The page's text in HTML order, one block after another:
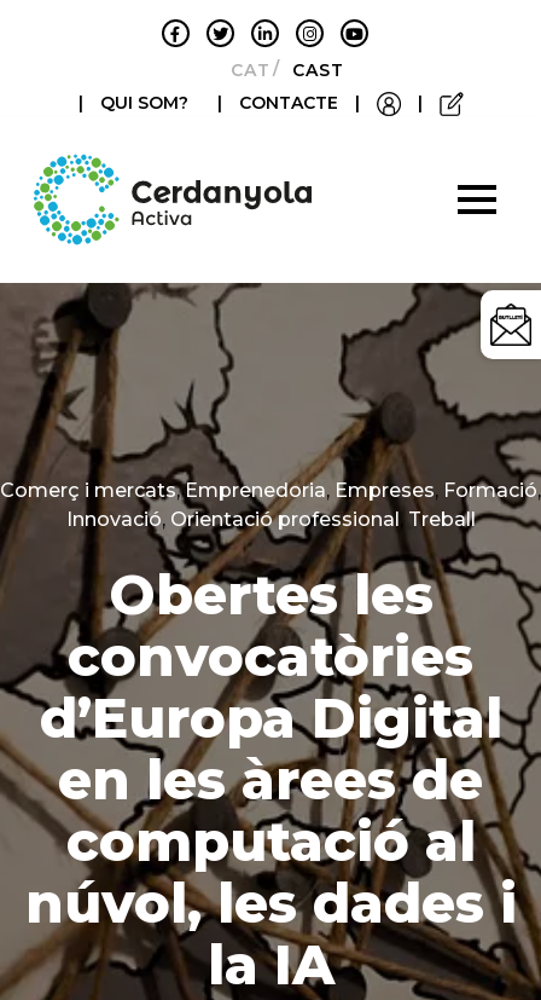
CATALÀCASTELLANO
|
QUI SOM? | CONTACTE | |
Categories
Comerç i mercats,Emprenedoria, Empreses, Formació,
Innovació, Orientació professional, Treball
Obertes les
convocatòries
d’Europa Digital
en les àrees de
computació al
núvol, les dades i
la IA